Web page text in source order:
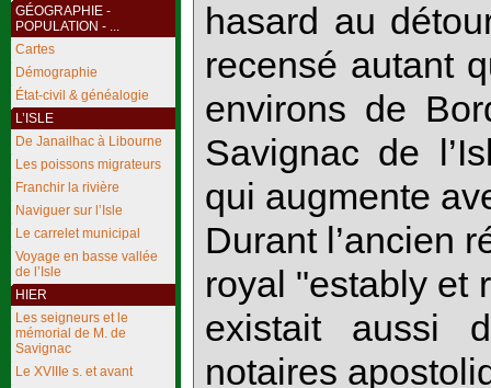
hasard au
recensé autant
environs de
Savignac de
qui augmente
Durant l’ancien
royal "estably et
existait aussi
notaires
GÉOGRAPHIE -
POPULATION - ...
Cartes
Démographie
État-civil & généalogie
L’ISLE
De Janailhac à Libourne
Les poissons migrateurs
Franchir la rivière
Naviguer sur l’Isle
Le carrelet municipal
Voyage en basse vallée
de l’Isle
HIER
Les seigneurs et le
mémorial de M. de
Savignac
Le XVIIIe s. et avant